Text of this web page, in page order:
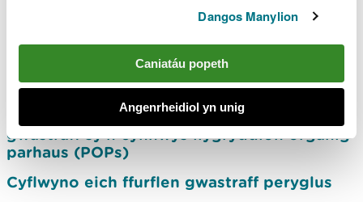
Dangos Manylion
Caniatáu popeth
Angenrheidiol yn unig
Sut i lenwi nodyn llwyth gwastraff peryglus
Nodi, dosbarthu a rheoli gwastraff sy’n
cynnwys llygryddion organig parhaus
(POPs)
Rheoli seddau domestig clustogog
gwastraff sy’n cynnwys llygryddion organig
parhaus (POPs)
Cyflwyno eich ffurflen gwastraff peryglus